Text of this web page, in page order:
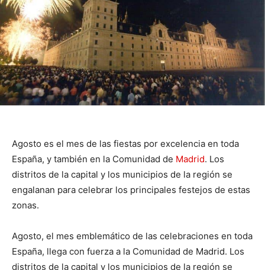
Agosto es el mes de las fiestas por excelencia en toda
España, y también en la Comunidad de Madrid. Los
distritos de la capital y los municipios de la región se
engalanan para celebrar los principales festejos de estas
zonas.
Agosto, el mes emblemático de las celebraciones en toda
España, llega con fuerza a la Comunidad de Madrid. Los
distritos de la capital y los municipios de la región se